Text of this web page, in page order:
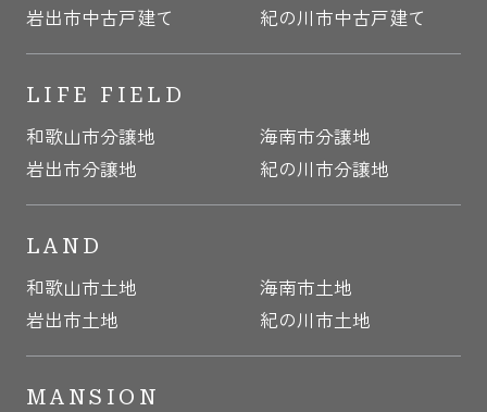
岩出市中古戸建て
紀の川市中古戸建て
LIFE FIELD
和歌山市分譲地
海南市分譲地
岩出市分譲地
紀の川市分譲地
LAND
和歌山市土地
海南市土地
岩出市土地
紀の川市土地
MANSION